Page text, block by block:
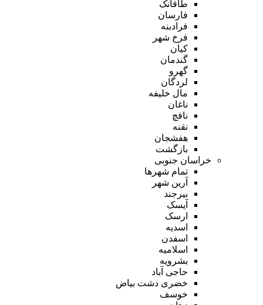
طاقانک
فارسان
فرادبنه
فرخ شهر
کیان
گندمان
گهرو
لردگان
مال خلیفه
ناغان
نافچ
نقنه
هفشجان
بازگشت
خراسان جنوبی
تمام شهر‌ها
آرین شهر
بیرجند
آیسک
ارسک
اسدیه
اسفدن
اسلامیه
بشرویه
حاجی آباد
خضری دشت بیاض
خوسف